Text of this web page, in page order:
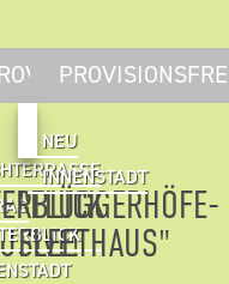
NEU
INNENSTADT
"FLÜGGERHÖFE-
FLEETHAUS"